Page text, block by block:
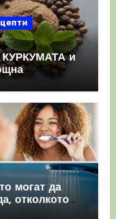
КУРКУМАТА и
могат да
отколкото